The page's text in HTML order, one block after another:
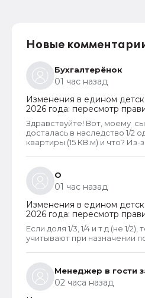
Новые
Бухгалтерёнок
01 час назад
Изменения в едином
2026 года: пересмотр
новый порядок
пребывания
Здравствуйте! Вот, моему
досталась в наследство 1/2
квартиры (15 КВ.м) и что?
наследства играют роль.
О
01 час назад
Изменения в едином
2026 года: пересмотр
новый порядок
пребывания
Если доля 1/3, 1/4 и т.д (не 1/
учитывают при назначении
Менеджер в гости
02 часа назад